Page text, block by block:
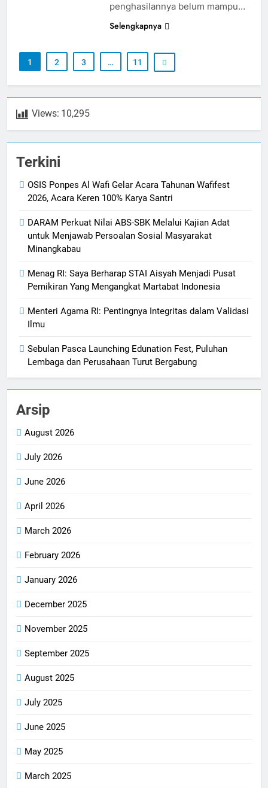
penghasilannya belum mampu…
Selengkapnya
1 2 3 … 11
Views: 10,295
Terkini
OSIS Ponpes Al Wafi Gelar Acara Tahunan Wafifest
2026, Acara Keren 100% Karya Santri
DARAM Perkuat Nilai ABS-SBK Melalui Kajian Adat
untuk Menjawab Persoalan Sosial Masyarakat
Minangkabau
Menag RI: Saya Berharap STAI Aisyah Menjadi Pusat
Pemikiran Yang Mengangkat Martabat Indonesia
Menteri Agama RI: Pentingnya Integritas dalam Validasi
Ilmu
Sebulan Pasca Launching Edunation Fest, Puluhan
Lembaga dan Perusahaan Turut Bergabung
Arsip
August 2026
July 2026
June 2026
April 2026
March 2026
February 2026
January 2026
December 2025
November 2025
September 2025
August 2025
July 2025
June 2025
May 2025
March 2025